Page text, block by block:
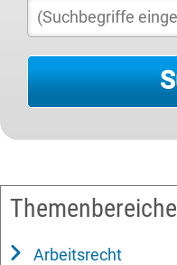
Themenbereiche
Arbeitsrecht